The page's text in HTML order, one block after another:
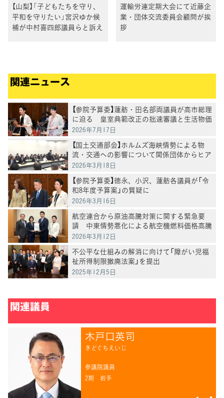
【山梨】「子どもたちを守り、
平和を守りたい」宮沢ゆか候
補が中村喜四郎議員らと訴え
運輸労連定期大会にて近藤企
業・団体交流委員会顧問が挨
拶
関連ニュース
【参院予算委】蓮舫・田名部両議員が高市総理
に迫る 皇室典範改正の拙速審議と生活物価
対策を追及
2026年7月17日
【国土交通部会】ホルムズ海峡情勢による物
流・交通への影響について関係団体からヒア
リング
2026年3月18日
【参院予算委】徳永、小沢、蓮舫各議員が「令
和8年度予算案」の質疑に
2026年3月16日
航空連合から原油高騰対策に関する緊急要
請 中東情勢悪化による航空機燃料価格高騰
への対応を要望
2026年3月12日
不公平な仕組みの解消に向けて「障がい児福
祉所得制限撤廃法案」を提出
2025年12月5日
関連議員
木戸口英司
きどぐちえいじ
参議院議員
2期 岩手